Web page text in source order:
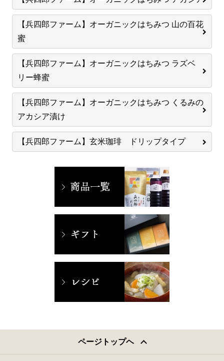
【兵四郎ファーム】オーガニックはちみつ 山の百花
蜜
【兵四郎ファーム】オーガニックはちみつ ラズベ
リー蜂蜜
【兵四郎ファーム】オーガニックはちみつ くるみの
アカシア漬け
【兵四郎ファーム】玄米珈琲 ドリップタイプ
ページトップヘ